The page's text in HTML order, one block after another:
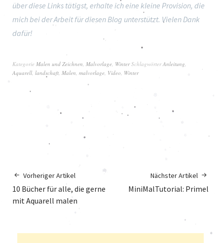
über diese Links tätigst, erhalte ich eine kleine Provision, die
mich bei der Arbeit für diesen Blog unterstützt. Vielen Dank
dafür!
Kategorie Malen und Zeichnen, Malvorlage, Winter SchlagwörterAnleitung,
Aquarell, landschaft, Malen, malvorlage, Video, Winter
Vorheriger Artikel
10 Bücher für alle, die gerne
mit Aquarell malen
Nächster Artikel
MiniMalTutorial: Primel